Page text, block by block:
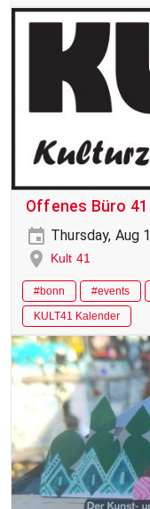
Offenes Büro 41
Thursday, Aug
Kult 41
#bonn #events
KULT41 Kalender